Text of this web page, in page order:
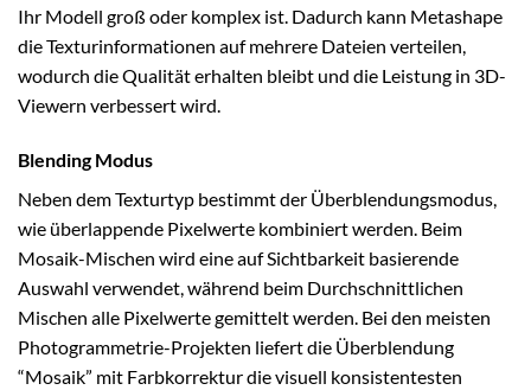
Ihr Modell groß oder komplex ist. Dadurch kann Metashape
die Texturinformationen auf mehrere Dateien verteilen,
wodurch die Qualität erhalten bleibt und die Leistung in 3D-
Viewern verbessert wird.
Blending Modus
Neben dem Texturtyp bestimmt der Überblendungsmodus,
wie überlappende Pixelwerte kombiniert werden. Beim
Mosaik-Mischen wird eine auf Sichtbarkeit basierende
Auswahl verwendet, während beim Durchschnittlichen
Mischen alle Pixelwerte gemittelt werden. Bei den meisten
Photogrammetrie-Projekten liefert die Überblendung
“Mosaik” mit Farbkorrektur die visuell konsistentesten